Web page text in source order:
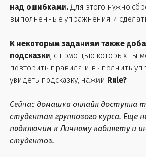
над ошибками. Для этого нужно
выполненные упражнения и
К некоторым заданиям также
подсказки, с помощью которых ты
повторить правила и выполнить
увидеть подсказку, нажми Rule?
Сейчас домашка онлайн доступна
студентам группового курса. Еще
подключим к Личному кабинету и
студентов.